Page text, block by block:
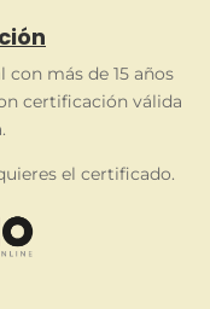
más de 15 años
certificación válida
el certificado.